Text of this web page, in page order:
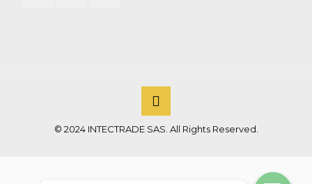
© 2024 INTECTRADE SAS. All Rights Reserved.